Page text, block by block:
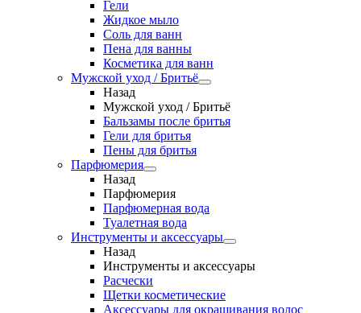
Гели
Жидкое мыло
Соль для ванн
Пена для ванны
Косметика для ванн
Мужской уход / Бритьё
Назад
Мужской уход / Бритьё
Бальзамы после бритья
Гели для бритья
Пены для бритья
Парфюмерия
Назад
Парфюмерия
Парфюмерная вода
Туалетная вода
Инструменты и аксессуары
Назад
Инструменты и аксессуары
Расчески
Щетки косметические
Аксессуары для окрашивания волос